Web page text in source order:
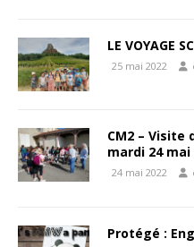
LE VOYAGE
25 mai 2022
CM2 – Visite
mardi 24
24 mai 2022
Protégé :